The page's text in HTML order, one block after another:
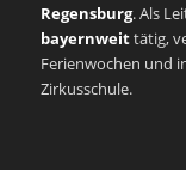
Regensburg. Als
bayernweittätig,
Ferienwochen und
Zirkusschule.